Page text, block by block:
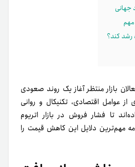
جهانی
رشد کند؟
بازار منتظر آغاز یک روند صعودی
عوامل اقتصادی، تکنیکال و روانی
تا فشار فروش در بازار اتریوم
مهم‌ترین دلایل این کاهش قیمت را